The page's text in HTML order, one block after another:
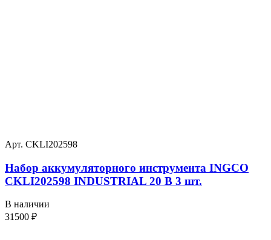
Арт. CKLI202598
Набор аккумуляторного инструмента INGCO
CKLI202598 INDUSTRIAL 20 В 3 шт.
В наличии
31500 ₽